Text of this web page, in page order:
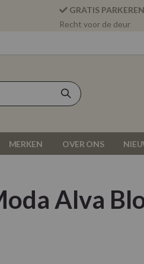
GRATIS PARKEREN
Recht voor de deur
MERKEN OVER ONS
Alva